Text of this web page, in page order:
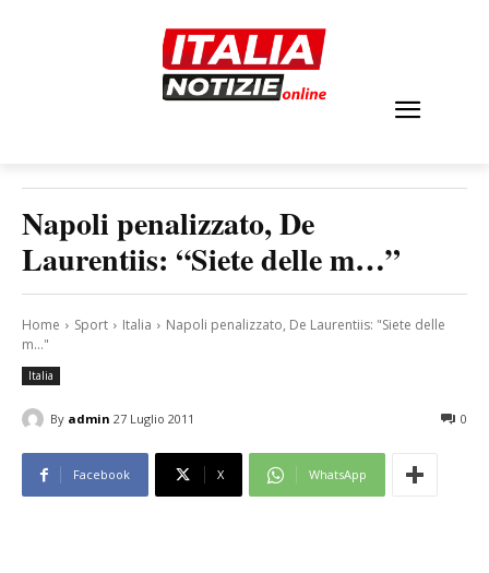
Napoli penalizzato, De
Laurentiis: “Siete delle m…”
Home Sport Italia
Napoli penalizzato, De Laurentiis: "Siete delle
m..."
Italia
By admin 27 Luglio 2011 0
Facebook X WhatsApp